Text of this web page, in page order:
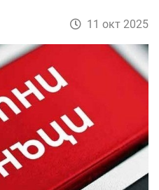
11 окт 2025